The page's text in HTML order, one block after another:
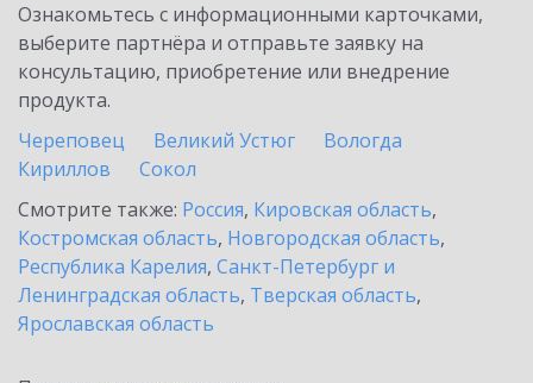
Ознакомьтесь с информационными карточками,
выберите партнёра и отправьте заявку на
консультацию, приобретение или внедрение
продукта.
Череповец
Великий Устюг
Вологда
Кириллов
Сокол
Смотрите также: Россия, Кировская область,
Костромская область, Новгородская область,
Республика Карелия, Санкт-Петербург и
Ленинградская область, Тверская область,
Ярославская область